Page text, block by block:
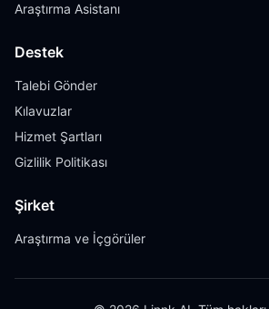
Araştırma Asistanı
Destek
Talebi Gönder
Kılavuzlar
Hizmet Şartları
Gizlilik Politikası
Şirket
Araştırma ve İçgörüler